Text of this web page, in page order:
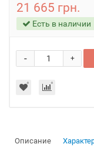
21 665 грн.
Есть в наличии
+
-
Описание